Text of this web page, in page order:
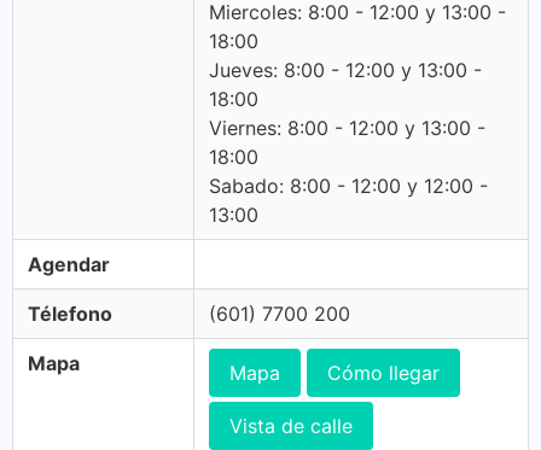
Miercoles: 8:00 - 12:00 y 13:00 -
18:00
Jueves: 8:00 - 12:00 y 13:00 -
18:00
Viernes: 8:00 - 12:00 y 13:00 -
18:00
Sabado: 8:00 - 12:00 y 12:00 -
13:00
Agendar
Télefono (601) 7700 200
Mapa Mapa Cómo llegar
Vista de calle